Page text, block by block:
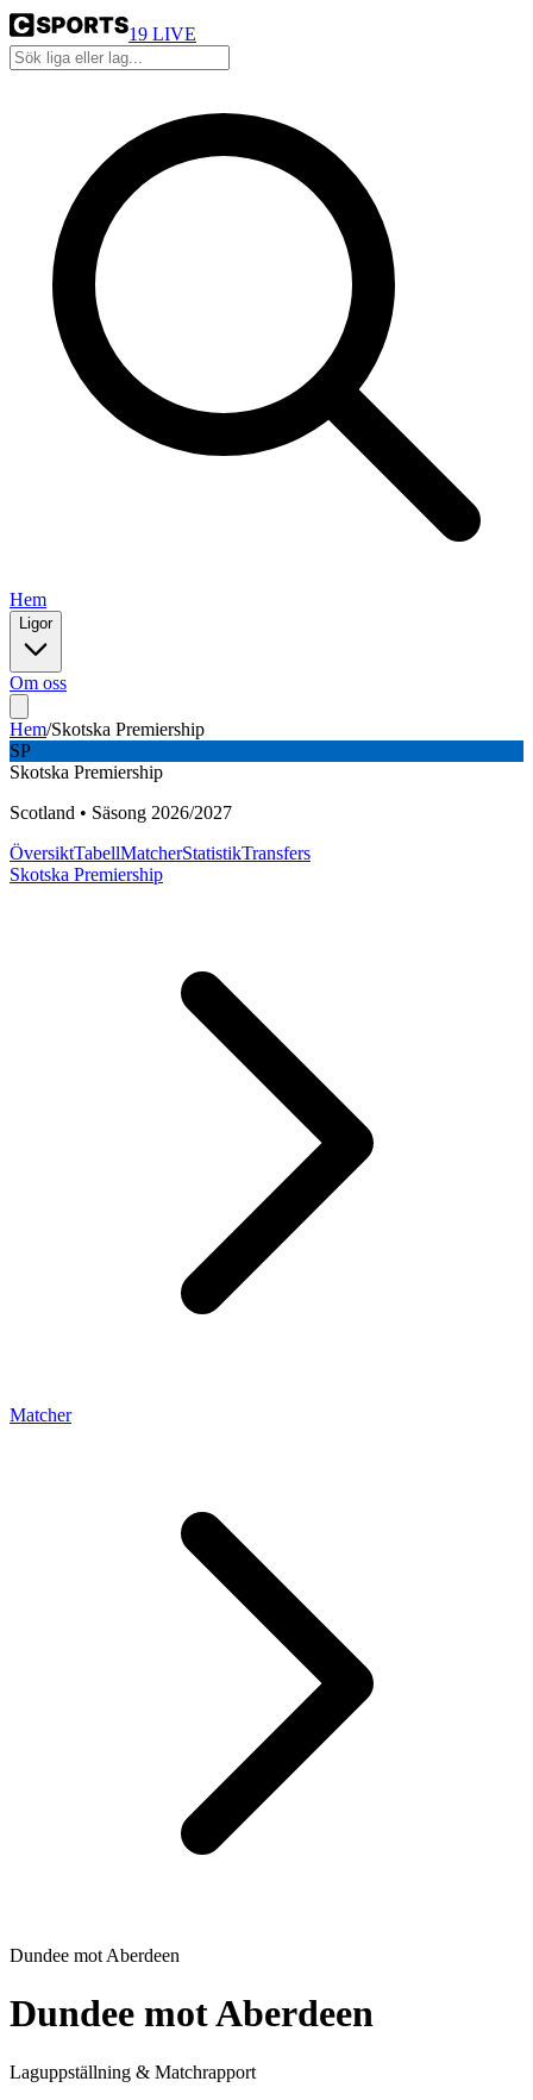
19 LIVE
Hem
Ligor
Om oss
Hem/Skotska Premiership
SP
Skotska Premiership
Scotland • Säsong 2026/2027
ÖversiktTabellMatcherStatistikTransfers
Skotska Premiership
Matcher
Dundee mot Aberdeen
Dundee motAberdeen
Laguppställning & Matchrapport